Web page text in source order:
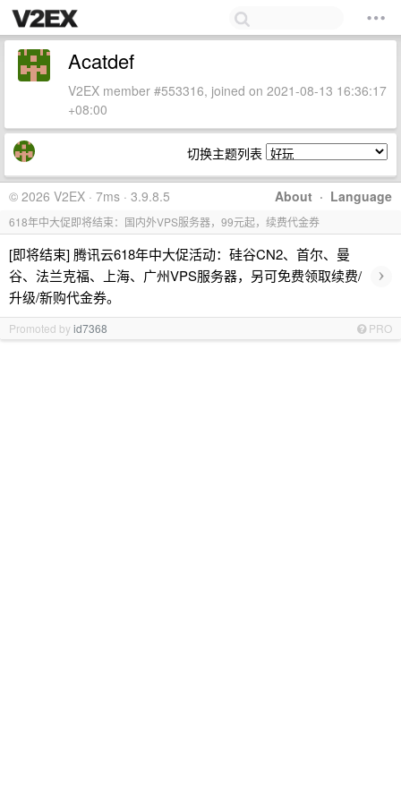
Acatdef
V2EX member #553316, joined on 2021-08-13 16:36:17
+08:00
切换主题列表
About · Language
© 2026 V2EX · 7ms · 3.9.8.5
618年中大促即将结束：国内外VPS服务器，99元起，续费代金券
[即将结束] 腾讯云618年中大促活动：硅谷CN2、首尔、曼
谷、法兰克福、上海、广州VPS服务器，另可免费领取续费/
升级/新购代金券。
›
Promoted byid7368 PRO